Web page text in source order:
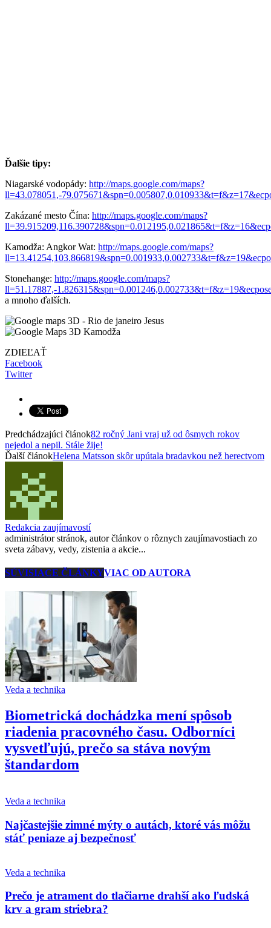
Ďalšie tipy:
Niagarské vodopády: http://maps.google.com/maps?
ll=43.078051,-
Zakázané mesto Čína: http://maps.google.com/maps?
Kamodža: Angkor Wat: http://maps.google.com/maps?
Stonehange: http://maps.google.com/maps?
ll=51.17887,-
a mnoho ďalších.
ZDIEĽAŤ
Facebook
Twitter
Predchádzajúci článok82 ročný Jani vraj už od ôsmych rokov
nejedol a nepil. Stále žije!
Ďalší článokHelena Matsson skôr upútala bradavkou než herectvom
Redakcia zaujímavostí
administrátor stránok, autor článkov o rôznych zaujímavostiach zo
sveta zábavy, vedy, zistenia a akcie...
SÚVISIACE ČLÁNKYVIAC OD AUTORA
Veda a technika
Biometrická dochádzka mení spôsob
riadenia pracovného času. Odborníci
vysvetľujú, prečo sa stáva novým
štandardom
Veda a technika
Najčastejšie zimné mýty o autách, ktoré vás môžu
stáť peniaze aj bezpečnosť
Veda a technika
Prečo je atrament do tlačiarne drahší ako ľudská
krv a gram striebra?